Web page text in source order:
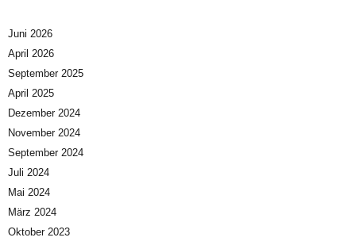
Juni 2026
April 2026
September 2025
April 2025
Dezember 2024
November 2024
September 2024
Juli 2024
Mai 2024
März 2024
Oktober 2023